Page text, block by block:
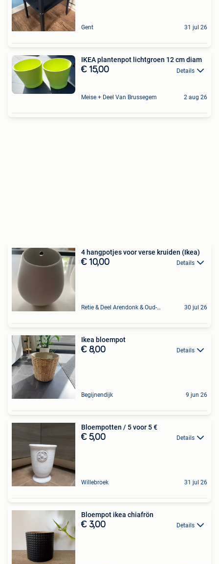
Gent 31 jul 26
IKEA plantenpot lichtgroen 12 cm diam
€ 15,00 Details
Meise + Deel Van Brussegem 2 aug 26
4 hangpotjes voor verse kruiden (Ikea)
€ 10,00 Details
Retie & Deel Arendonk & Oud-Turnhout 30 jul 26
Ikea bloempot
€ 8,00 Details
Begijnendijk 9 jun 26
Bloempotten / 5 voor 5 €
€ 5,00 Details
Willebroek 31 jul 26
Bloempot ikea chiafrön
€ 3,00 Details